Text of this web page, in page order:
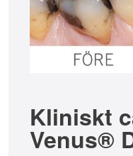
Kliniskt
Venus®